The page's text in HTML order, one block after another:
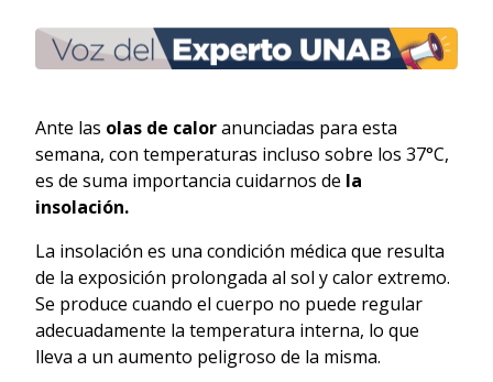
Ante las olas de caloranunciadas para esta
semana, con temperaturas incluso sobre los 37°C,
es de suma importancia cuidarnos de la
insolación.
La insolación es una condición médica que resulta
de la exposición prolongada al sol y calor extremo.
Se produce cuando el cuerpo no puede regular
adecuadamente la temperatura interna, lo que
lleva a un aumento peligroso de la misma.